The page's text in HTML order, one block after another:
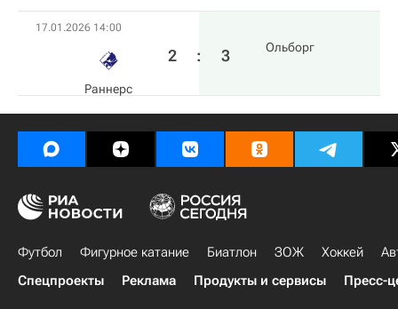
17.01.2026 14:00
Раннерс
2 : 3 Ольборг
Футбол Фигурное катание Биатлон ЗОЖ Хоккей
Спецпроекты
Реклама Продукты и сервисы Пресс-